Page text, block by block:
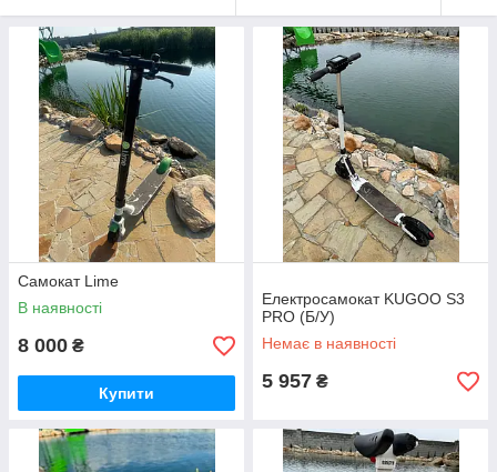
Самокат Lime
В наявності
8 000 ₴
Купити
Електросамокат KUGOO S3
PRO (Б/У)
Немає в наявності
5 957 ₴